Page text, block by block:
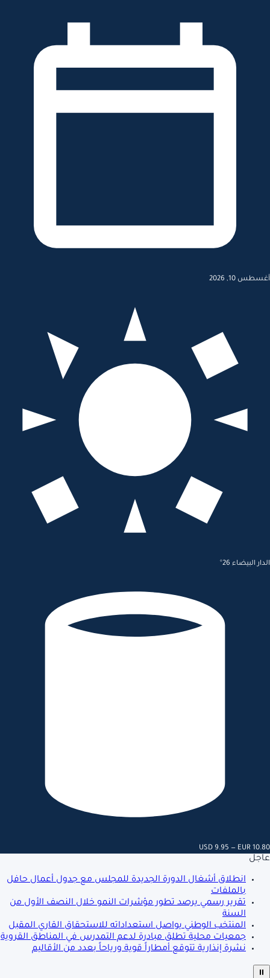
أغسطس 10, 2026
الدار البيضاء 26°
USD 9.95 — EUR 10.80
عاجل
انطلاق أشغال الدورة الجديدة للمجلس مع جدول أعمال حافل
بالملفات
تقرير رسمي يرصد تطور مؤشرات النمو خلال النصف الأول من
السنة
المنتخب الوطني يواصل استعداداته للاستحقاق القاري المقبل
جمعيات محلية تطلق مبادرة لدعم التمدرس في المناطق القروية
نشرة إنذارية تتوقع أمطاراً قوية ورياحاً بعدد من الأقاليم
⏸